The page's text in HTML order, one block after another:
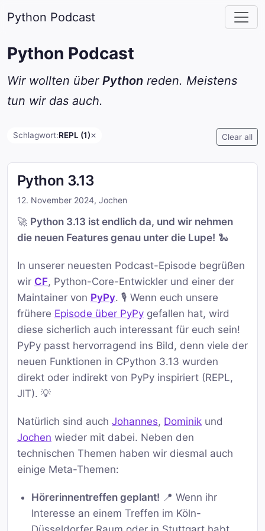
Python Podcast
Python Podcast
Wir wollten über Python reden. Meistens
tun wir das auch.
Schlagwort:REPL (1)✕ Clear all
Python 3.13
12. November 2024, Jochen
🚀 Python 3.13 ist endlich da, und wir nehmen
die neuen Features genau unter die Lupe! 🐍
In unserer neuesten Podcast-Episode begrüßen
wir CF, Python-Core-Entwickler und einer der
Maintainer von PyPy. 🎙️ Wenn euch unsere
frühere Episode über PyPy gefallen hat, wird
diese sicherlich auch interessant für euch sein!
PyPy passt hervorragend ins Bild, denn viele der
neuen Funktionen in CPython 3.13 wurden
direkt oder indirekt von PyPy inspiriert (REPL,
JIT). 💡
Natürlich sind auch Johannes, Dominik und
Jochen wieder mit dabei. Neben den
technischen Themen haben wir diesmal auch
einige Meta-Themen:
Hörerinnentreffen geplant! 📍 Wenn ihr
Interesse an einem Treffen im Köln-